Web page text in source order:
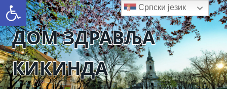
Skip
to
content
ДОМ ЗДРАВЉА
КИКИНДА
Српски језик